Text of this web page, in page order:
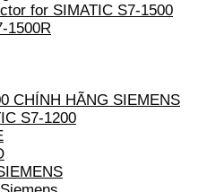
for SIMATIC S7-1500
1500R
CHÍNH HÃNG SIEMENS
S7-1200